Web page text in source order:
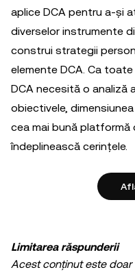
aplice DCA pentru a-și
diverselor instrumente
construi strategii
elemente DCA. Ca
DCA necesită o analiză
obiectivele,
cea mai bună
îndeplinească cerințele.
Limitarea răspunderii
Acest conținut este